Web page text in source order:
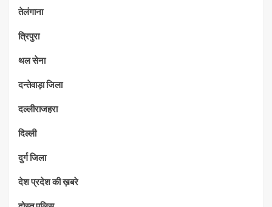
तेलंगाना
त्रिपुरा
थल सेना
दन्तेवाड़ा जिला
दल्लीराजहरा
दिल्ली
दुर्ग जिला
देश प्रदेश की ख़बरे